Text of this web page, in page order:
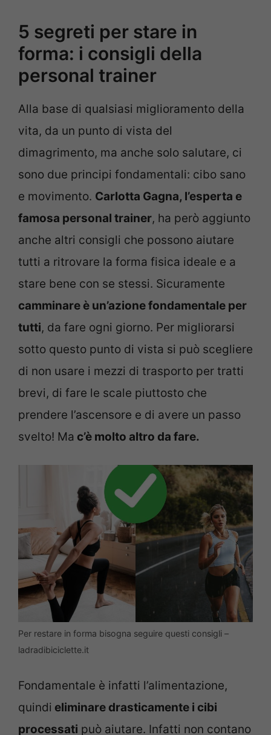
5 segreti per stare in
forma: i consigli della
personal trainer
Alla base di qualsiasi miglioramento della
vita, da un punto di vista del
dimagrimento, ma anche solo salutare, ci
sono due principi fondamentali: cibo sano
e movimento. Carlotta Gagna, l’esperta e
famosa personal trainer, ha però aggiunto
anche altri consigli che possono aiutare
tutti a ritrovare la forma fisica ideale e a
stare bene con se stessi. Sicuramente
camminare è un’azione fondamentale per
tutti, da fare ogni giorno. Per migliorarsi
sotto questo punto di vista si può scegliere
di non usare i mezzi di trasporto per tratti
brevi, di fare le scale piuttosto che
prendere l’ascensore e di avere un passo
svelto! Ma c’è molto altro da fare.
Per restare in forma bisogna seguire questi consigli –
ladradibiciclette.it
Fondamentale è infatti l’alimentazione,
quindi eliminare drasticamente i cibi
processati può aiutare. Infatti non contano